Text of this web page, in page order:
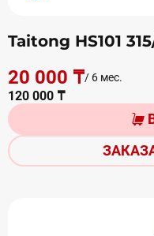
Taitong HS101
20 000 ₸/ 6 мес.
120 000 ₸